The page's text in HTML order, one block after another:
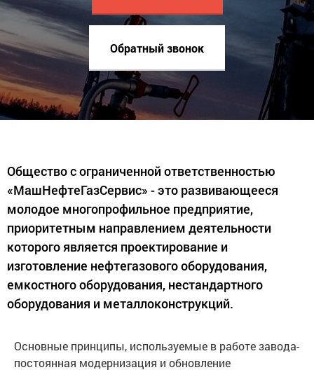
Обратный звонок
Общество с ограниченной ответственностью
«МашНефтеГазСервис» - это развивающееся
молодое многопрофильное предприятие,
приоритетным направлением деятельности
которого является проектирование и
изготовление нефтегазового оборудования,
емкостного оборудования, нестандартного
оборудования и металлоконструкций.
Основные принципы, используемые в работе завода-
постоянная модернизация и обновление